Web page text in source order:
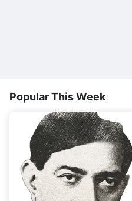
Popular This Week